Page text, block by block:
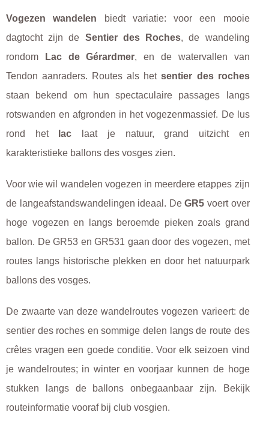
Vogezen wandelen biedt variatie: voor een mooie
dagtocht zijn de Sentier des Roches, de wandeling
rondom
Lac de Gérardmer, en de watervallen van
Tendon aanraders. Routes als hetsentier des roches
staan bekend om hun spectaculaire passages langs
rotswanden en afgronden in het vogezenmassief. De lus
rond het
lac laat je natuur, grand uitzicht en
karakteristieke ballons des vosges zien.
Voor wie wil wandelen vogezen in meerdere etappes zijn
de langeafstandswandelingen ideaal. DeGR5 voert over
hoge vogezen en langs beroemde pieken zoals grand
ballon. De GR53 en GR531 gaan door des vogezen, met
routes langs historische plekken en door het natuurpark
ballons des vosges.
De zwaarte van deze wandelroutes vogezen varieert: de
sentier des roches en sommige delen langs de route des
crêtes vragen een goede conditie. Voor elk seizoen vind
je wandelroutes; in winter en voorjaar kunnen de hoge
stukken langs de ballons onbegaanbaar zijn. Bekijk
routeinformatie vooraf bij club vosgien.